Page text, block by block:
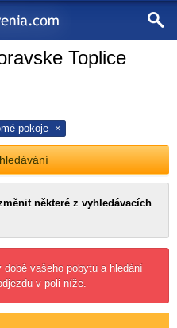
Toplice
pokoje
některé z vyhledávacích
vašeho pobytu a hledání
v poli níže.